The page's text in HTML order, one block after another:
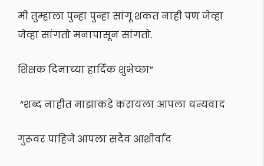
मी तुम्हाला पुन्हा पुन्हा सांगू शकत नाही पण जेव्हा
जेव्हा सांगतो मनापासून सांगतो.
शिक्षक दिनाच्या हार्दिक शुभेच्छा”
“शब्द नाहीत माझाकडे करायला आपला धन्यवाद
गुरूवर पाहिजे आपला सदैव आशीर्वाद